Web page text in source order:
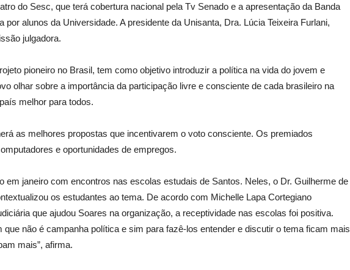
do Sesc, que terá cobertura nacional pela Tv Senado e a apresentação da Banda
por alunos da Universidade. A presidente da Unisanta, Dra. Lúcia Teixeira Furlani,
julgadora.
pioneiro no Brasil, tem como objetivo introduzir a política na vida do jovem e
olhar sobre a importância da participação livre e consciente de cada brasileiro na
melhor para todos.
as melhores propostas que incentivarem o voto consciente. Os premiados
e oportunidades de empregos.
em janeiro com encontros nas escolas estudais de Santos. Neles, o Dr. Guilherme de
os estudantes ao tema. De acordo com Michelle Lapa Cortegiano
que ajudou Soares na organização, a receptividade nas escolas foi positiva.
que não é campanha política e sim para fazê-los entender e discutir o tema ficam mais
mais”, afirma.